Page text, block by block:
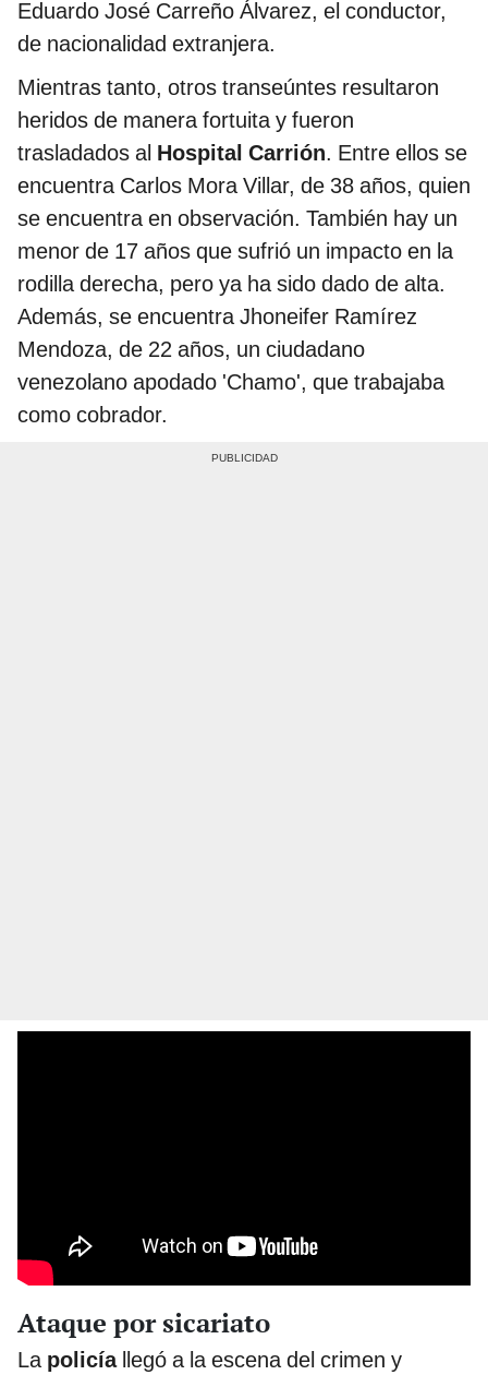
Eduardo José Carreño Álvarez, el conductor,
de nacionalidad extranjera.
Mientras tanto, otros transeúntes resultaron
heridos de manera fortuita y fueron
trasladados al Hospital Carrión. Entre ellos se
encuentra Carlos Mora Villar, de 38 años, quien
se encuentra en observación. También hay un
menor de 17 años que sufrió un impacto en la
rodilla derecha, pero ya ha sido dado de alta.
Además, se encuentra Jhoneifer Ramírez
Mendoza, de 22 años, un ciudadano
venezolano apodado 'Chamo', que trabajaba
como cobrador.
Ataque por sicariato
La policía llegó a la escena del crimen y